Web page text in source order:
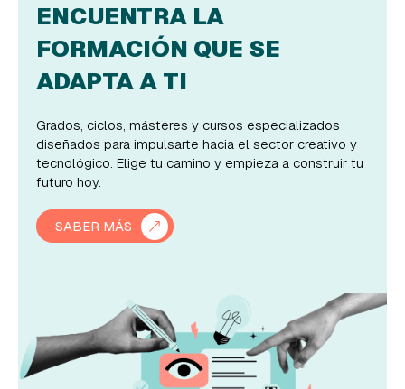
ENCUENTRA LA
FORMACIÓN QUE SE
ADAPTA A TI
Grados, ciclos, másteres y cursos especializados
diseñados para impulsarte hacia el sector creativo y
tecnológico. Elige tu camino y empieza a construir tu
futuro hoy.
SABER MÁS